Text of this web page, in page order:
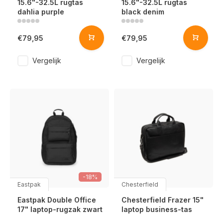
15.6"-32.5L rugtas
dahlia purple
€79,95
Vergelijk
15.6"-32.5L rugtas
black denim
€79,95
Vergelijk
-18%
Eastpak
Eastpak Double Office
17" laptop-rugzak zwart
Chesterfield
Chesterfield Frazer 15"
laptop business-tas